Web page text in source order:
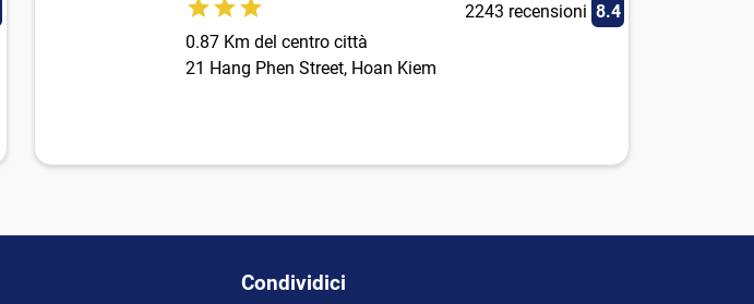
2243 recensioni 8.4
0.87 Km del centro città
21 Hang Phen Street, Hoan Kiem
Condividici